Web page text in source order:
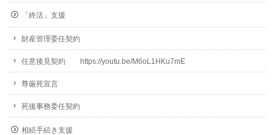
「終活」支援
財産管理委任契約
任意後見契約 https://youtu.be/M6oL1HKu7mE
尊厳死宣言
死後事務委任契約
相続手続き支援